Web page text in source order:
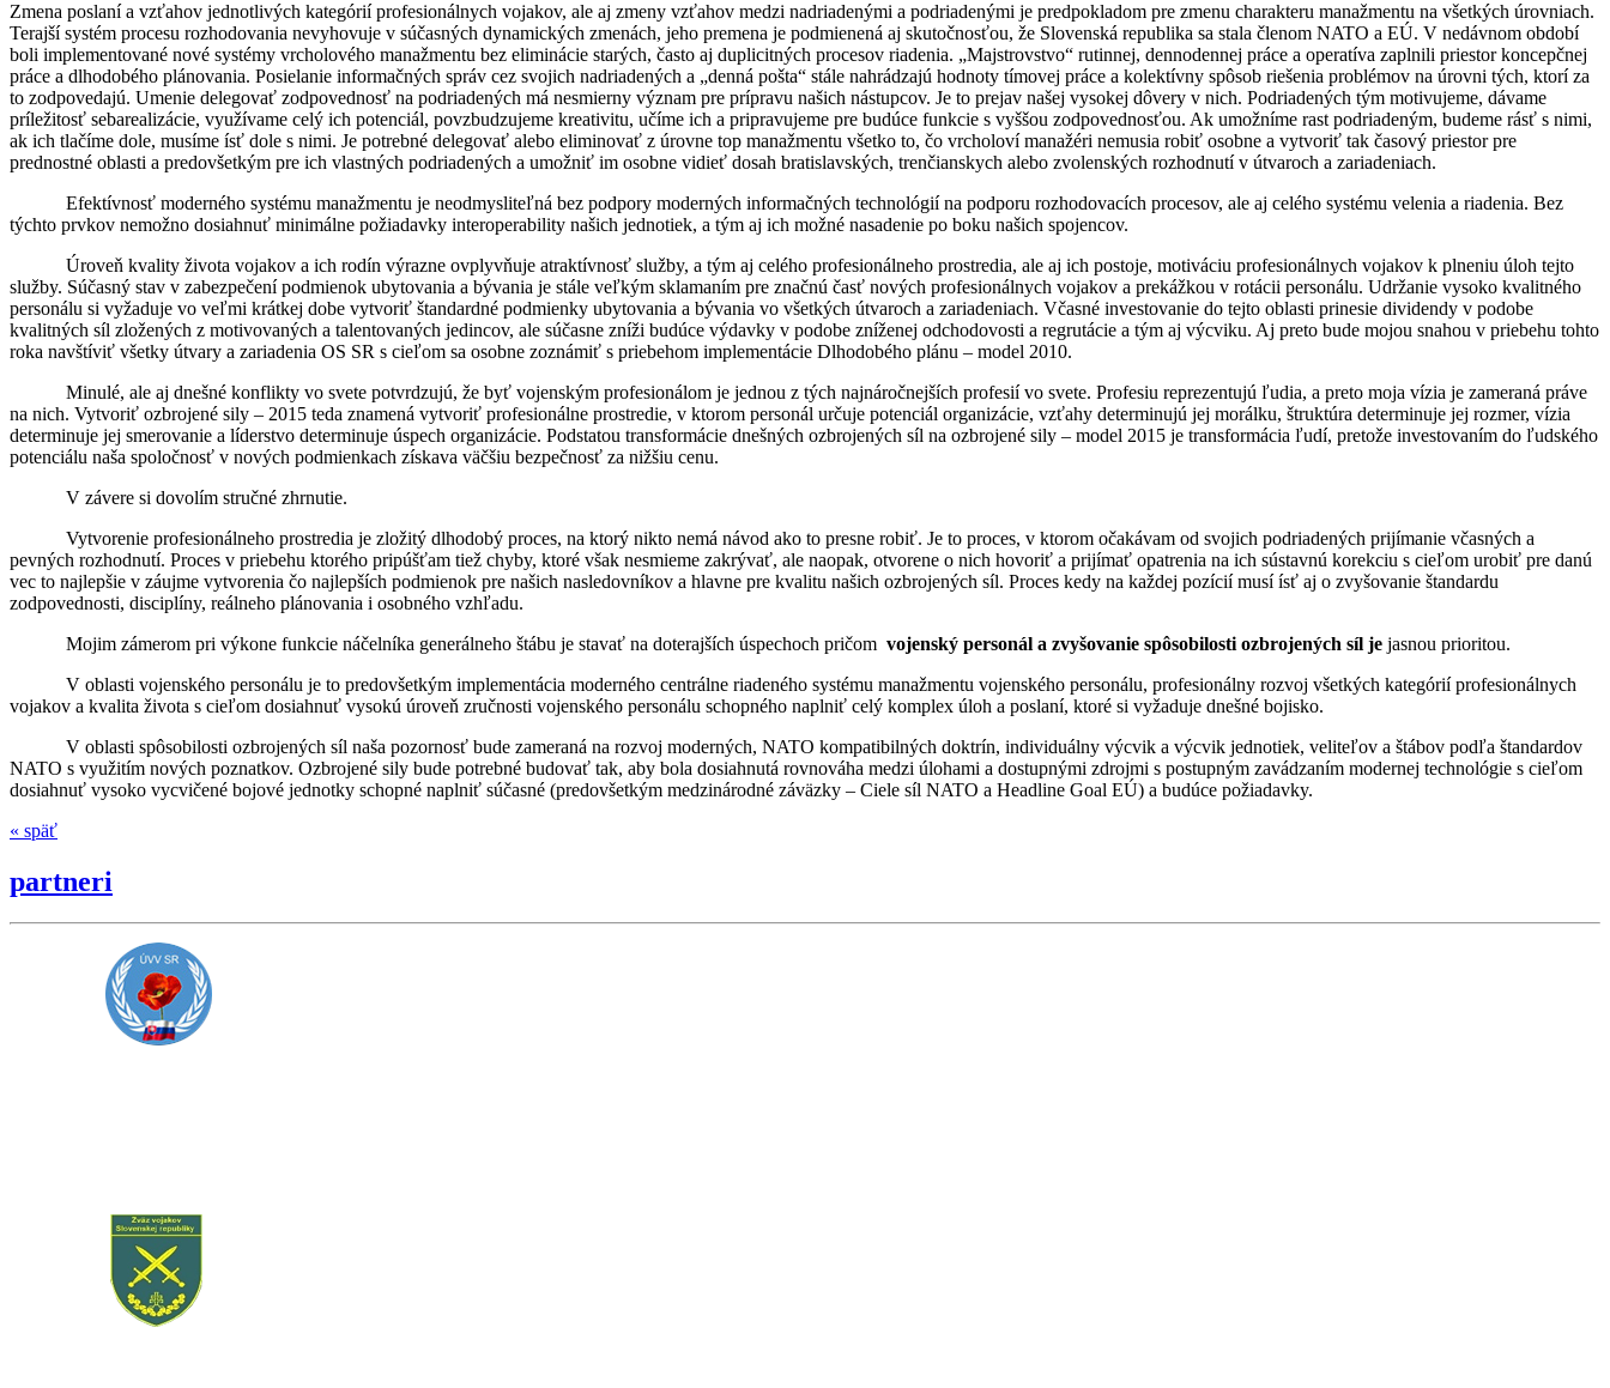
Zmena poslaní a vzťahov jednotlivých kategórií profesionálnych vojakov, ale aj zmeny vzťahov medzi nadriadenými a podriadenými je predpokladom pre zmenu charakteru manažmentu na všetkých úrovniach.
Terajší systém procesu rozhodovania nevyhovuje v súčasných dynamických zmenách, jeho premena je podmienená aj skutočnosťou, že Slovenská republika sa stala členom NATO a EÚ. V nedávnom období
boli implementované nové systémy vrcholového manažmentu bez eliminácie starých, často aj duplicitných procesov riadenia. „Majstrovstvo“ rutinnej, dennodennej práce a operatíva zaplnili priestor koncepčnej
práce a dlhodobého plánovania. Posielanie informačných správ cez svojich nadriadených a „denná pošta“ stále nahrádzajú hodnoty tímovej práce a kolektívny spôsob riešenia problémov na úrovni tých, ktorí za
to zodpovedajú. Umenie delegovať zodpovednosť na podriadených má nesmierny význam pre prípravu našich nástupcov. Je to prejav našej vysokej dôvery v nich. Podriadených tým motivujeme, dávame
príležitosť sebarealizácie, využívame celý ich potenciál, povzbudzujeme kreativitu, učíme ich a pripravujeme pre budúce funkcie s vyššou zodpovednosťou. Ak umožníme rast podriadeným, budeme rásť s nimi,
ak ich tlačíme dole, musíme ísť dole s nimi. Je potrebné delegovať alebo eliminovať z úrovne top manažmentu všetko to, čo vrcholoví manažéri nemusia robiť osobne a vytvoriť tak časový priestor pre
prednostné oblasti a predovšetkým pre ich vlastných podriadených a umožniť im osobne vidieť dosah bratislavských, trenčianskych alebo zvolenských rozhodnutí v útvaroch a zariadeniach.
Efektívnosť moderného systému manažmentu je neodmysliteľná bez podpory moderných informačných technológií na podporu rozhodovacích procesov, ale aj celého systému velenia a riadenia. Bez
týchto prvkov nemožno dosiahnuť minimálne požiadavky interoperability našich jednotiek, a tým aj ich možné nasadenie po boku našich spojencov.
Úroveň kvality života vojakov a ich rodín výrazne ovplyvňuje atraktívnosť služby, a tým aj celého profesionálneho prostredia, ale aj ich postoje, motiváciu profesionálnych vojakov k plneniu úloh tejto
služby. Súčasný stav v zabezpečení podmienok ubytovania a bývania je stále veľkým sklamaním pre značnú časť nových profesionálnych vojakov a prekážkou v rotácii personálu. Udržanie vysoko kvalitného
personálu si vyžaduje vo veľmi krátkej dobe vytvoriť štandardné podmienky ubytovania a bývania vo všetkých útvaroch a zariadeniach. Včasné investovanie do tejto oblasti prinesie dividendy v podobe
kvalitných síl zložených z motivovaných a talentovaných jedincov, ale súčasne zníži budúce výdavky v podobe zníženej odchodovosti a regrutácie a tým aj výcviku. Aj preto bude mojou snahou v priebehu tohto
roka navštíviť všetky útvary a zariadenia OS SR s cieľom sa osobne zoznámiť s priebehom implementácie Dlhodobého plánu – model 2010.
Minulé, ale aj dnešné konflikty vo svete potvrdzujú, že byť vojenským profesionálom je jednou z tých najnáročnejších profesií vo svete. Profesiu reprezentujú ľudia, a preto moja vízia je zameraná práve
na nich. Vytvoriť ozbrojené sily – 2015 teda znamená vytvoriť profesionálne prostredie, v ktorom personál určuje potenciál organizácie, vzťahy determinujú jej morálku, štruktúra determinuje jej rozmer, vízia
determinuje jej smerovanie a líderstvo determinuje úspech organizácie. Podstatou transformácie dnešných ozbrojených síl na ozbrojené sily – model 2015 je transformácia ľudí, pretože investovaním do ľudského
potenciálu naša spoločnosť v nových podmienkach získava väčšiu bezpečnosť za nižšiu cenu.
V závere si dovolím stručné zhrnutie.
Vytvorenie profesionálneho prostredia je zložitý dlhodobý proces, na ktorý nikto nemá návod ako to presne robiť. Je to proces, v ktorom očakávam od svojich podriadených prijímanie včasných a
pevných rozhodnutí. Proces v priebehu ktorého pripúšťam tiež chyby, ktoré však nesmieme zakrývať, ale naopak, otvorene o nich hovoriť a prijímať opatrenia na ich sústavnú korekciu s cieľom urobiť pre danú
vec to najlepšie v záujme vytvorenia čo najlepších podmienok pre našich nasledovníkov a hlavne pre kvalitu našich ozbrojených síl. Proces kedy na každej pozícií musí ísť aj o zvyšovanie štandardu
zodpovednosti, disciplíny, reálneho plánovania i osobného vzhľadu.
Mojim zámerom pri výkone funkcie náčelníka generálneho štábu je stavať na doterajších úspechoch pričomvojenský personál a zvyšovanie spôsobilosti ozbrojených síl jejasnou prioritou.
V oblasti vojenského personálu je to predovšetkým implementácia moderného centrálne riadeného systému manažmentu vojenského personálu, profesionálny rozvoj všetkých kategórií profesionálnych
vojakov a kvalita života s cieľom dosiahnuť vysokú úroveň zručnosti vojenského personálu schopného naplniť celý komplex úloh a poslaní, ktoré si vyžaduje dnešné bojisko.
V oblasti spôsobilosti ozbrojených síl naša pozornosť bude zameraná na rozvoj moderných, NATO kompatibilných doktrín, individuálny výcvik a výcvik jednotiek, veliteľov a štábov podľa štandardov
NATO s využitím nových poznatkov. Ozbrojené sily bude potrebné budovať tak, aby bola dosiahnutá rovnováha medzi úlohami a dostupnými zdrojmi s postupným zavádzaním modernej technológie s cieľom
dosiahnuť vysoko vycvičené bojové jednotky schopné naplniť súčasné (predovšetkým medzinárodné záväzky – Ciele síl NATO a Headline Goal EÚ) a budúce požiadavky.
« späť
partneri